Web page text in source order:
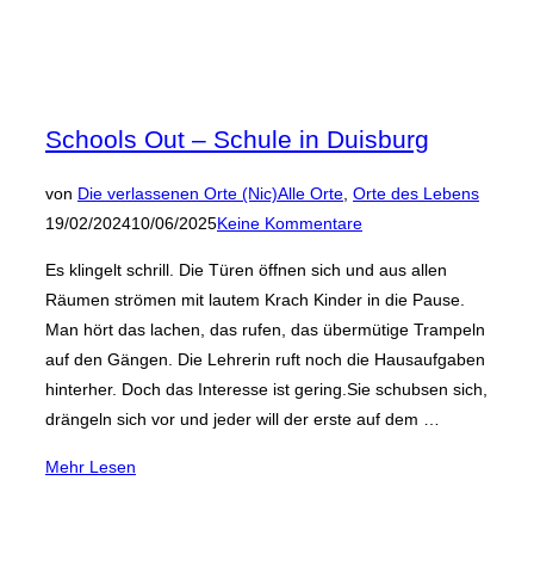
Schools Out – Schule in Duisburg
von Die verlassenen Orte (Nic)Alle Orte Orte des Lebens
19/02/202410/06/2025Keine Kommentare
Es klingelt schrill. Die Türen öffnen sich und aus allen
Räumen strömen mit lautem Krach Kinder in die Pause.
Man hört das lachen, das rufen, das übermütige Trampeln
auf den Gängen. Die Lehrerin ruft noch die Hausaufgaben
hinterher. Doch das Interesse ist gering.Sie schubsen sich,
drängeln sich vor und jeder will der erste auf dem …
Mehr über
Lesen